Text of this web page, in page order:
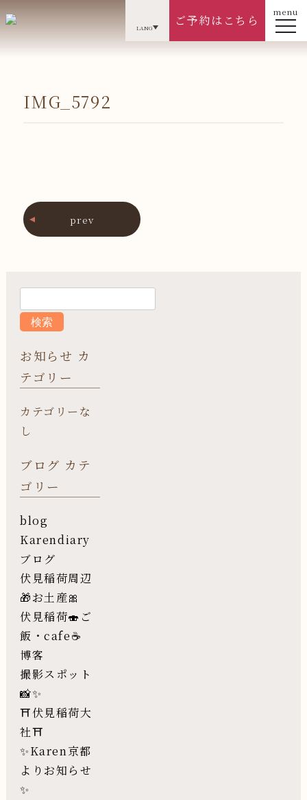
menu
ご予約はこちら
LANG
IMG_5792
prev
お知らせ カ
テゴリー
カテゴリーな
し
ブログ カテ
ゴリー
blog
Karendiary
ブログ
伏見稲荷周辺
🎁お土産🎀
伏見稲荷🍣ご
飯・cafe☕️
博客
撮影スポット
📸✨
⛩伏見稲荷大
社⛩
✨Karen京都
よりお知らせ
✨